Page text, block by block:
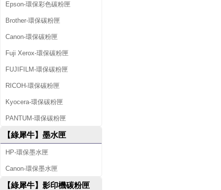
Epson-環保彩色碳粉匣
Brother-環保碳粉匣
Canon-環保碳粉匣
Fuji Xerox-環保碳粉匣
FUJIFILM-環保碳粉匣
RICOH-環保碳粉匣
Kyocera-環保碳粉匣
PANTUM-環保碳粉匣
【綠犀牛】墨水匣
HP-環保墨水匣
Canon-環保墨水匣
【綠犀牛】影印機碳粉匣